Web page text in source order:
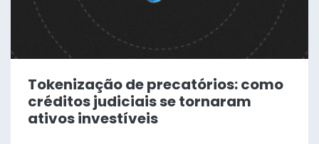
Tokenização de precatórios: como
créditos judiciais se tornaram
ativos investíveis